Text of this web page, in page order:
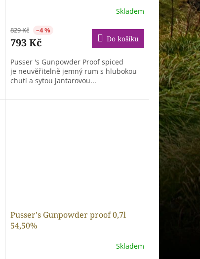
Skladem
829 Kč –4 %
793 Kč Do košíku
Pusser 's Gunpowder Proof spiced
je neuvěřitelně jemný rum s hlubokou
chutí a sytou jantarovou...
Pusser's Gunpowder proof 0,7l
54,50%
Skladem